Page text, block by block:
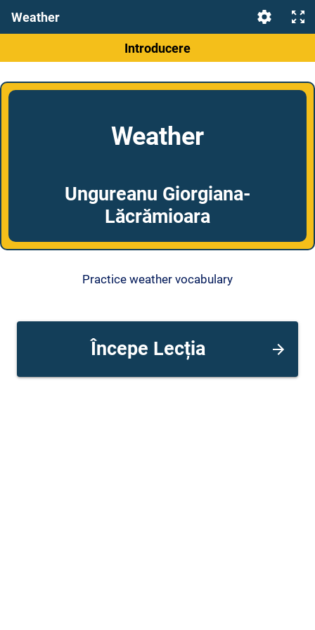
Weather
Introducere
Weather
Ungureanu Giorgiana-
Lăcrămioara
Practice weather vocabulary
Începe Lecția